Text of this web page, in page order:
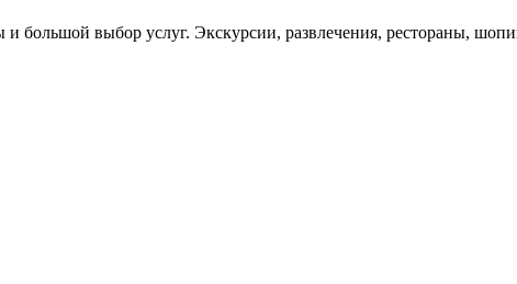
большой выбор услуг. Экскурсии, развлечения, рестораны,